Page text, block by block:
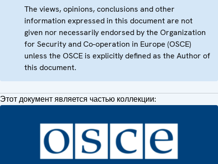
The views, opinions, conclusions and other
information expressed in this document are not
given nor necessarily endorsed by the Organization
for Security and Co-operation in Europe (OSCE)
unless the OSCE is explicitly defined as the Author of
this document.
Этот документ является частью коллекции: